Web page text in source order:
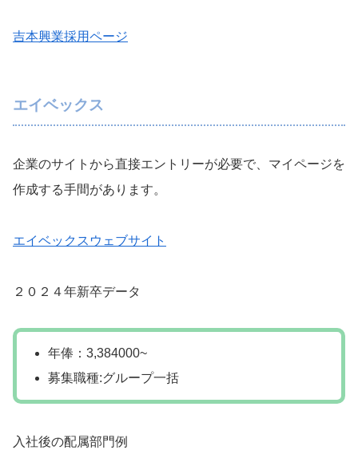
吉本興業採用ページ
エイベックス
企業のサイトから直接エントリーが必要で、マイページを
作成する手間があります。
エイベックスウェブサイト
２０２４年新卒データ
年俸：3,384000~
募集職種:グループ一括
入社後の配属部門例